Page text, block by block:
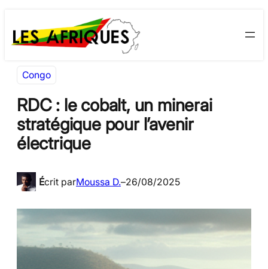
au
contenu
to
content
Congo
RDC : le cobalt, un minerai
stratégique pour l’avenir
électrique
Écrit parMoussa D.–26/08/2025